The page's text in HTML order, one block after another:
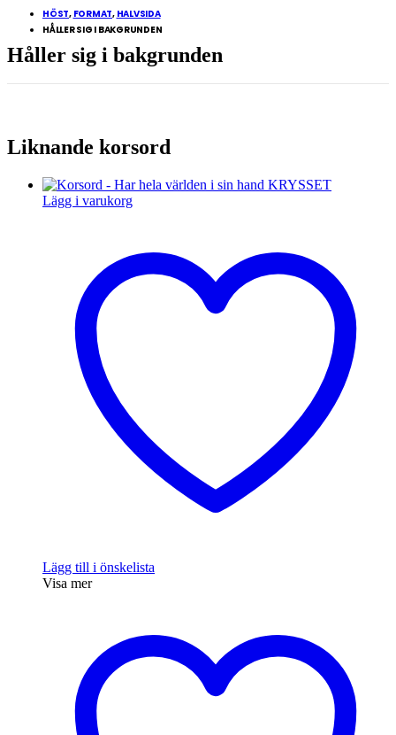
HÖST, FORMAT, HALVSIDA
HÅLLER SIG I BAKGRUNDEN
Håller sig i bakgrunden
Liknande korsord
Lägg i varukorg
Lägg till i önskelista
Visa mer